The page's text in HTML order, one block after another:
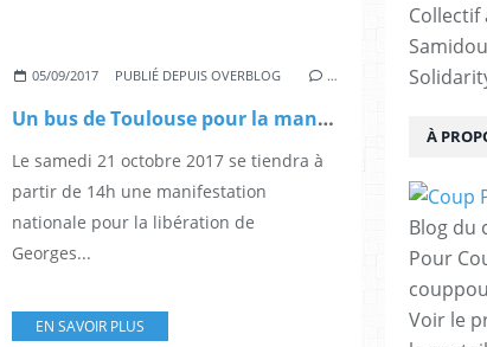
05/09/2017 PUBLIÉ DEPUIS OVERBLOG …
Un bus de Toulouse pour la manifestation pour la libération de Georges Abdallah !
Le samedi 21 octobre 2017 se tiendra à
partir de 14h une manifestation
nationale pour la libération de
Georges...
EN SAVOIR PLUS
À
Blog du
Pour
Voir le